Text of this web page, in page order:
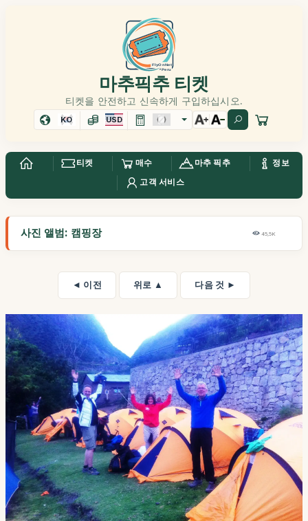
마추픽추 티켓
티켓을 안전하고 신속하게 구입하십시오.
KO USD
티켓 매수 마추 픽추
정보
고객 서비스
사진 앨범: 캠핑장 45,5K
◄ 이전 위로 ▲ 다음 것 ►